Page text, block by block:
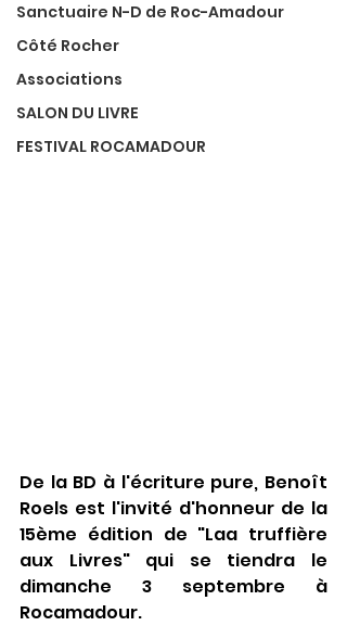
Sanctuaire N-D de Roc-Amadour
Côté Rocher
Associations
SALON DU LIVRE
FESTIVAL ROCAMADOUR
De la BD à l'écriture pure, Benoît
Roels est l'invité d'honneur de la
15ème édition de "Laa truffière
aux Livres" qui se tiendra le
dimanche 3 septembre à
Rocamadour.